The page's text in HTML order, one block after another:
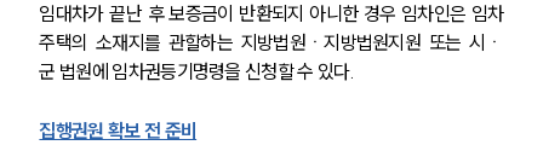
임대차가 끝난 후 보증금이 반환되지 아니한 경우 임차인은 임차
주택의 소재지를 관할하는 지방법원ㆍ지방법원지원 또는 시ㆍ
군 법원에 임차권등기명령을 신청할 수 있다.
집행권원 확보 전 준비